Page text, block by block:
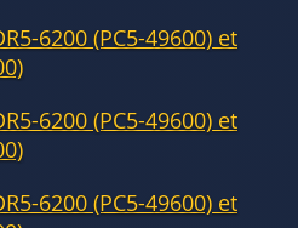
6200 (PC5-49600) et
6200 (PC5-49600) et
6200 (PC5-49600) et